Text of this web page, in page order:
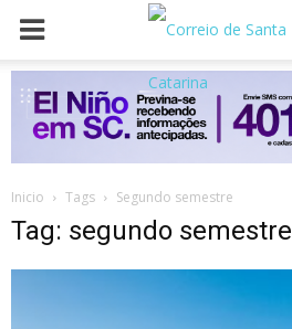
Inicio Tags Segundo semestre
Tag: segundo semestre